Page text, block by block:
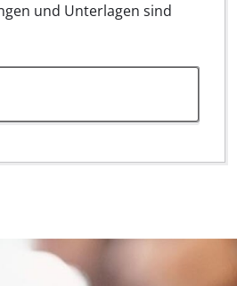
und Unterlagen sind